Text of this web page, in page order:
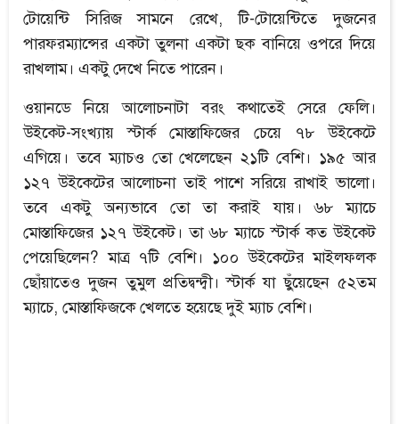
টোয়েন্টি সিরিজ সামনে রেখে, টি-টোয়েন্টিতে দুজনের
পারফরম্যান্সের একটা তুলনা একটা ছক বানিয়ে ওপরে দিয়ে
রাখলাম। একটু দেখে নিতে পারেন।
ওয়ানডে নিয়ে আলোচনাটা বরং কথাতেই সেরে ফেলি।
উইকেট-সংখ্যায় স্টার্ক মোস্তাফিজের চেয়ে ৭৮ উইকেটে
এগিয়ে। তবে ম্যাচও তো খেলেছেন ২১টি বেশি। ১৯৫ আর
১২৭ উইকেটের আলোচনা তাই পাশে সরিয়ে রাখাই ভালো।
তবে একটু অন্যভাবে তো তা করাই যায়। ৬৮ ম্যাচে
মোস্তাফিজের ১২৭ উইকেট। তা ৬৮ ম্যাচে স্টার্ক কত উইকেট
পেয়েছিলেন? মাত্র ৭টি বেশি। ১০০ উইকেটের মাইলফলক
ছোঁয়াতেও দুজন তুমুল প্রতিদ্বন্দ্বী। স্টার্ক যা ছুঁয়েছেন ৫২তম
ম্যাচে, মোস্তাফিজকে খেলতে হয়েছে দুই ম্যাচ বেশি।